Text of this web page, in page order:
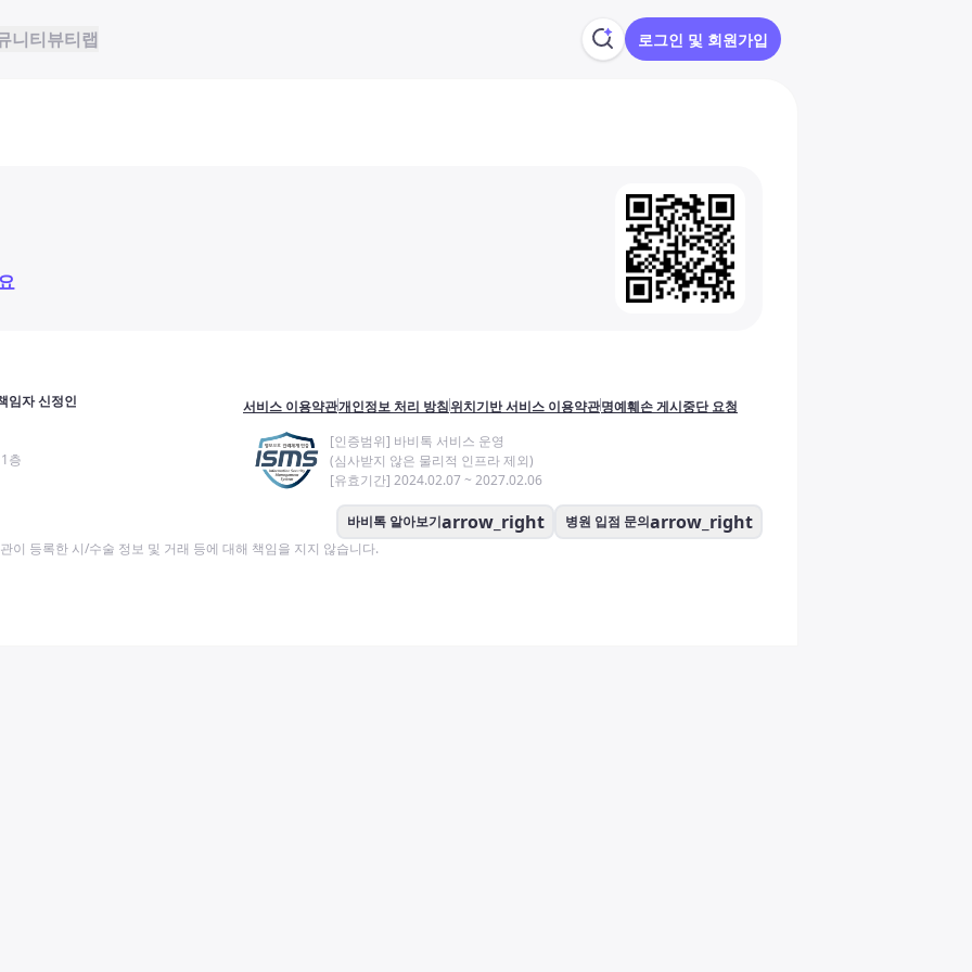
니티뷰티랩 로그인 및 회원가입
임자 신정인
층
서비스 이용약관개인정보 처리 방침위치기반 서비스 이용약관명예훼손 게시중단 요청
[인증범위] 바비톡 서비스 운영
(심사받지 않은 물리적 인프라 제외)
[유효기간] 2024.02.07 ~ 2027.02.06
바비톡 알아보기arrow_right 병원 입점 문의arrow_right
이 등록한 시/수술 정보 및 거래 등에 대해 책임을 지지 않습니다.